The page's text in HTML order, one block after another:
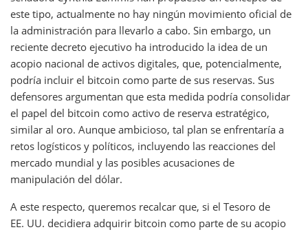
este tipo, actualmente no hay ningún movimiento oficial de
la administración para llevarlo a cabo. Sin embargo, un
reciente decreto ejecutivo ha introducido la idea de un
acopio nacional de activos digitales, que, potencialmente,
podría incluir el bitcoin como parte de sus reservas. Sus
defensores argumentan que esta medida podría consolidar
el papel del bitcoin como activo de reserva estratégico,
similar al oro. Aunque ambicioso, tal plan se enfrentaría a
retos logísticos y políticos, incluyendo las reacciones del
mercado mundial y las posibles acusaciones de
manipulación del dólar.
A este respecto, queremos recalcar que, si el Tesoro de
EE. UU. decidiera adquirir bitcoin como parte de su acopio